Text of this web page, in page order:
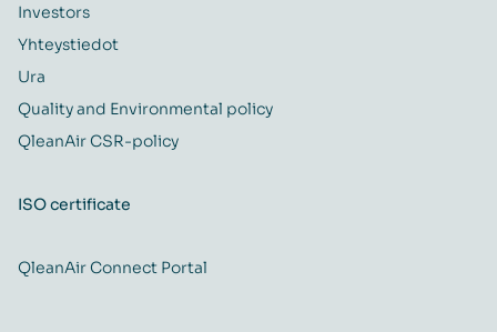
Investors
Yhteystiedot
Ura
Quality and Environmental policy
QleanAir CSR-policy
ISO certificate
QleanAir Connect Portal